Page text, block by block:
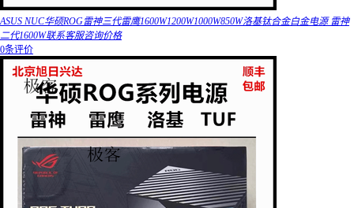
ASUS NUC华硕ROG雷神三代雷鹰1600W1200W1000W850W洛基钛合金白金电源 雷神
二代1600W联系客服咨询价格
0条评价